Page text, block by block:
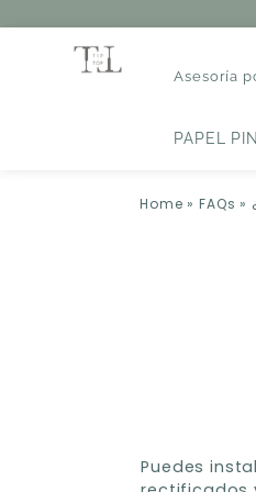
Asesoría
PAPEL
Home »FAQs »
Puedes